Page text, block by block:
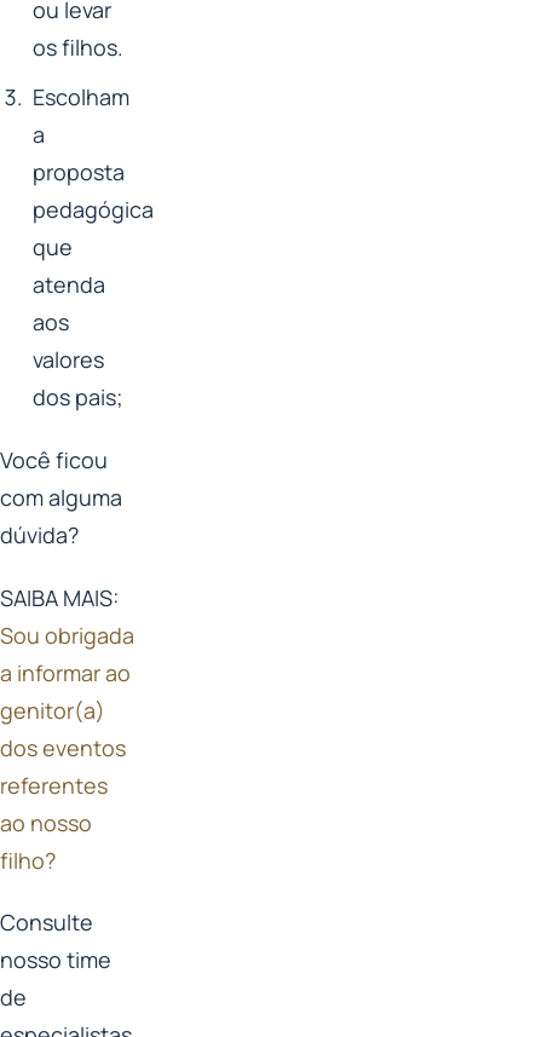
ou levar
os filhos.
Escolham
a
proposta
pedagógica
que
atenda
aos
valores
dos pais;
Você ficou
com alguma
dúvida?
SAIBA MAIS:
Sou obrigada
a informar ao
genitor(a)
dos eventos
referentes
ao nosso
filho?
Consulte
nosso time
de